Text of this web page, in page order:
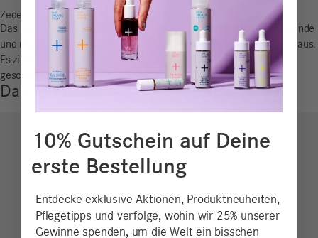
Zedernuss
Das Nussöl der sibirischen Zeder zeichnet sich durch seine schützende
und regenerierende Wirkung bei trockener, pflegebedürftiger Haut aus.
Es zieht gut ein, ist sehr nährend und pflegt die Haut weich und
geschmeidig.
Das könnte dir auch gefallen …
10% Gutschein auf Deine
erste Bestellung
Entdecke exklusive Aktionen, Produktneuheiten,
Pflegetipps und verfolge, wohin wir 25% unserer
Gewinne spenden, um die Welt ein bisschen